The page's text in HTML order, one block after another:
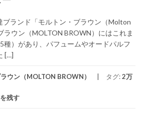
ブランド「モルトン・ブラウン（Molton
ラウン（MOLTON BROWN）にはこれま
種）があり、パフュームやオードパルフ
[…]
ウン（MOLTON BROWN） タグ:2万
残す